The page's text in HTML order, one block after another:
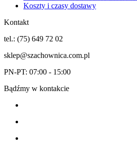
Koszty i czasy dostawy
Kontakt
tel.: (75) 649 72 02
sklep@szachownica.com.pl
PN-PT: 07:00 - 15:00
Bądźmy w kontakcie